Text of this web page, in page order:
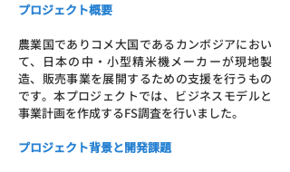
プロジェクト概要
農業国でありコメ大国であるカンボジアにおい
て、日本の中・小型精米機メーカーが現地製
造、販売事業を展開するための支援を行うもの
です。本プロジェクトでは、ビジネスモデルと
事業計画を作成するFS調査を行いました。
プロジェクト背景と開発課題